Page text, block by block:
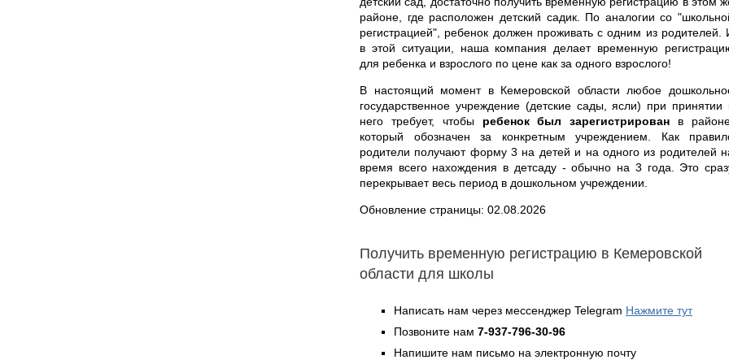
районе, где расположен детский садик. По аналогии со
регистрацией", ребенок должен проживать с одним из родителей.
в этой ситуации, наша компания делает временную
для ребенка и взрослого по цене как за одного взрослого!
В настоящий момент в Кемеровской области любое
государственное учреждение (детские сады, ясли) при принятии
него требует, чтобы ребенок был зарегистрирован в
который обозначен за конкретным учреждением. Как
родители получают форму 3 на детей и на одного из родителей
время всего нахождения в детсаду - обычно на 3 года. Это
перекрывает весь период в дошкольном учреждении.
Обновление страницы: 02.08.2026
Получить временную регистрацию в Кемеровской
области для школы
Написать нам через мессенджер Telegram Нажмите тут
Позвоните нам 7-937-796-30-96
Напишите нам письмо на электронную почту